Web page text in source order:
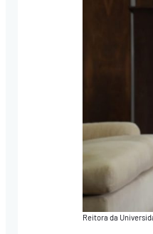
Reitora da